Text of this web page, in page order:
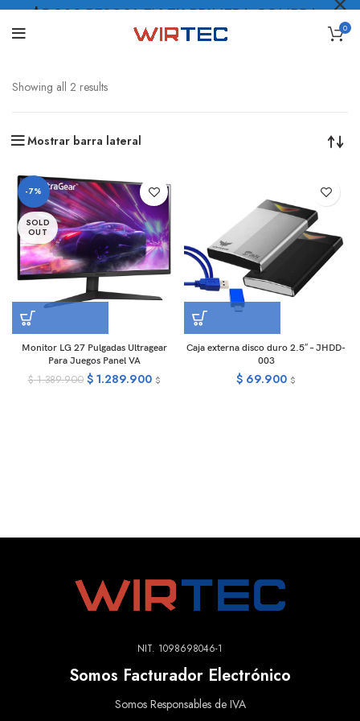
0
Showing all 2 results
Mostrar barra lateral
-7%
SOLD
OUT
Monitor LG 27 Pulgadas Ultragear
Para Juegos Panel VA
$1.389.900 $1.289.900 $
Caja externa disco duro 2.5″ – JHDD-
003
$ 69.900 $
NIT. 1098698046-1
Somos Facturador Electrónico
Somos Responsables de IVA
$5.000 PESOS* EN TU PRIMERA COMPRA